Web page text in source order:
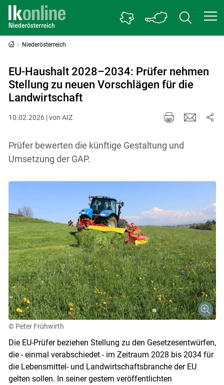
Niederösterreich
EU-Haushalt 2028–2034: Prüfer nehmen
Stellung zu neuen Vorschlägen für die
Landwirtschaft
10.02.2026 | von AIZ
Prüfer bewerten die künftige Gestaltung und
Umsetzung der GAP.
© Peter Frühwirth
Die EU-Prüfer beziehen Stellung zu den Gesetzesentwürfen,
die - einmal verabschiedet - im Zeitraum 2028 bis 2034 für
die Lebensmittel- und Landwirtschaftsbranche der EU
gelten sollen. In seiner gestern veröffentlichten